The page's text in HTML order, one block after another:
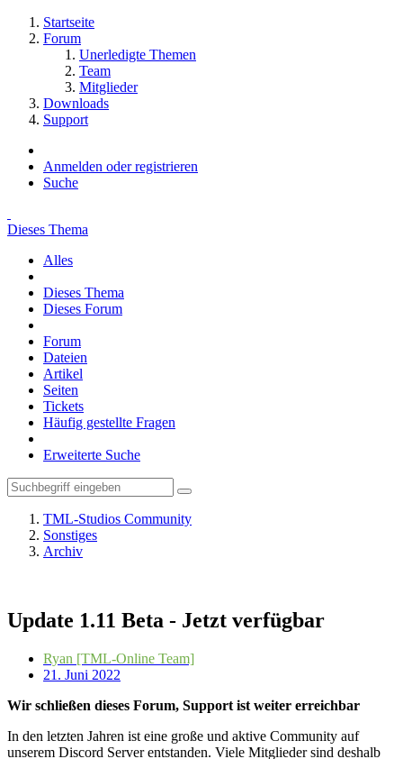
Startseite
Forum
Unerledigte Themen
Team
Mitglieder
Downloads
Support
Anmelden oder registrieren
Suche
Dieses Thema
Alles
Dieses Thema
Dieses Forum
Forum
Dateien
Artikel
Seiten
Tickets
Häufig gestellte Fragen
Erweiterte Suche
TML-Studios Community
Sonstiges
Archiv
Update 1.11 Beta - Jetzt verfügbar
Ryan [TML-Online Team]
21. Juni 2022
Wir schließen dieses Forum, Support ist weiter erreichbar
In den letzten Jahren ist eine große und aktive Community auf
unserem Discord Server entstanden. Viele Mitglieder sind deshalb